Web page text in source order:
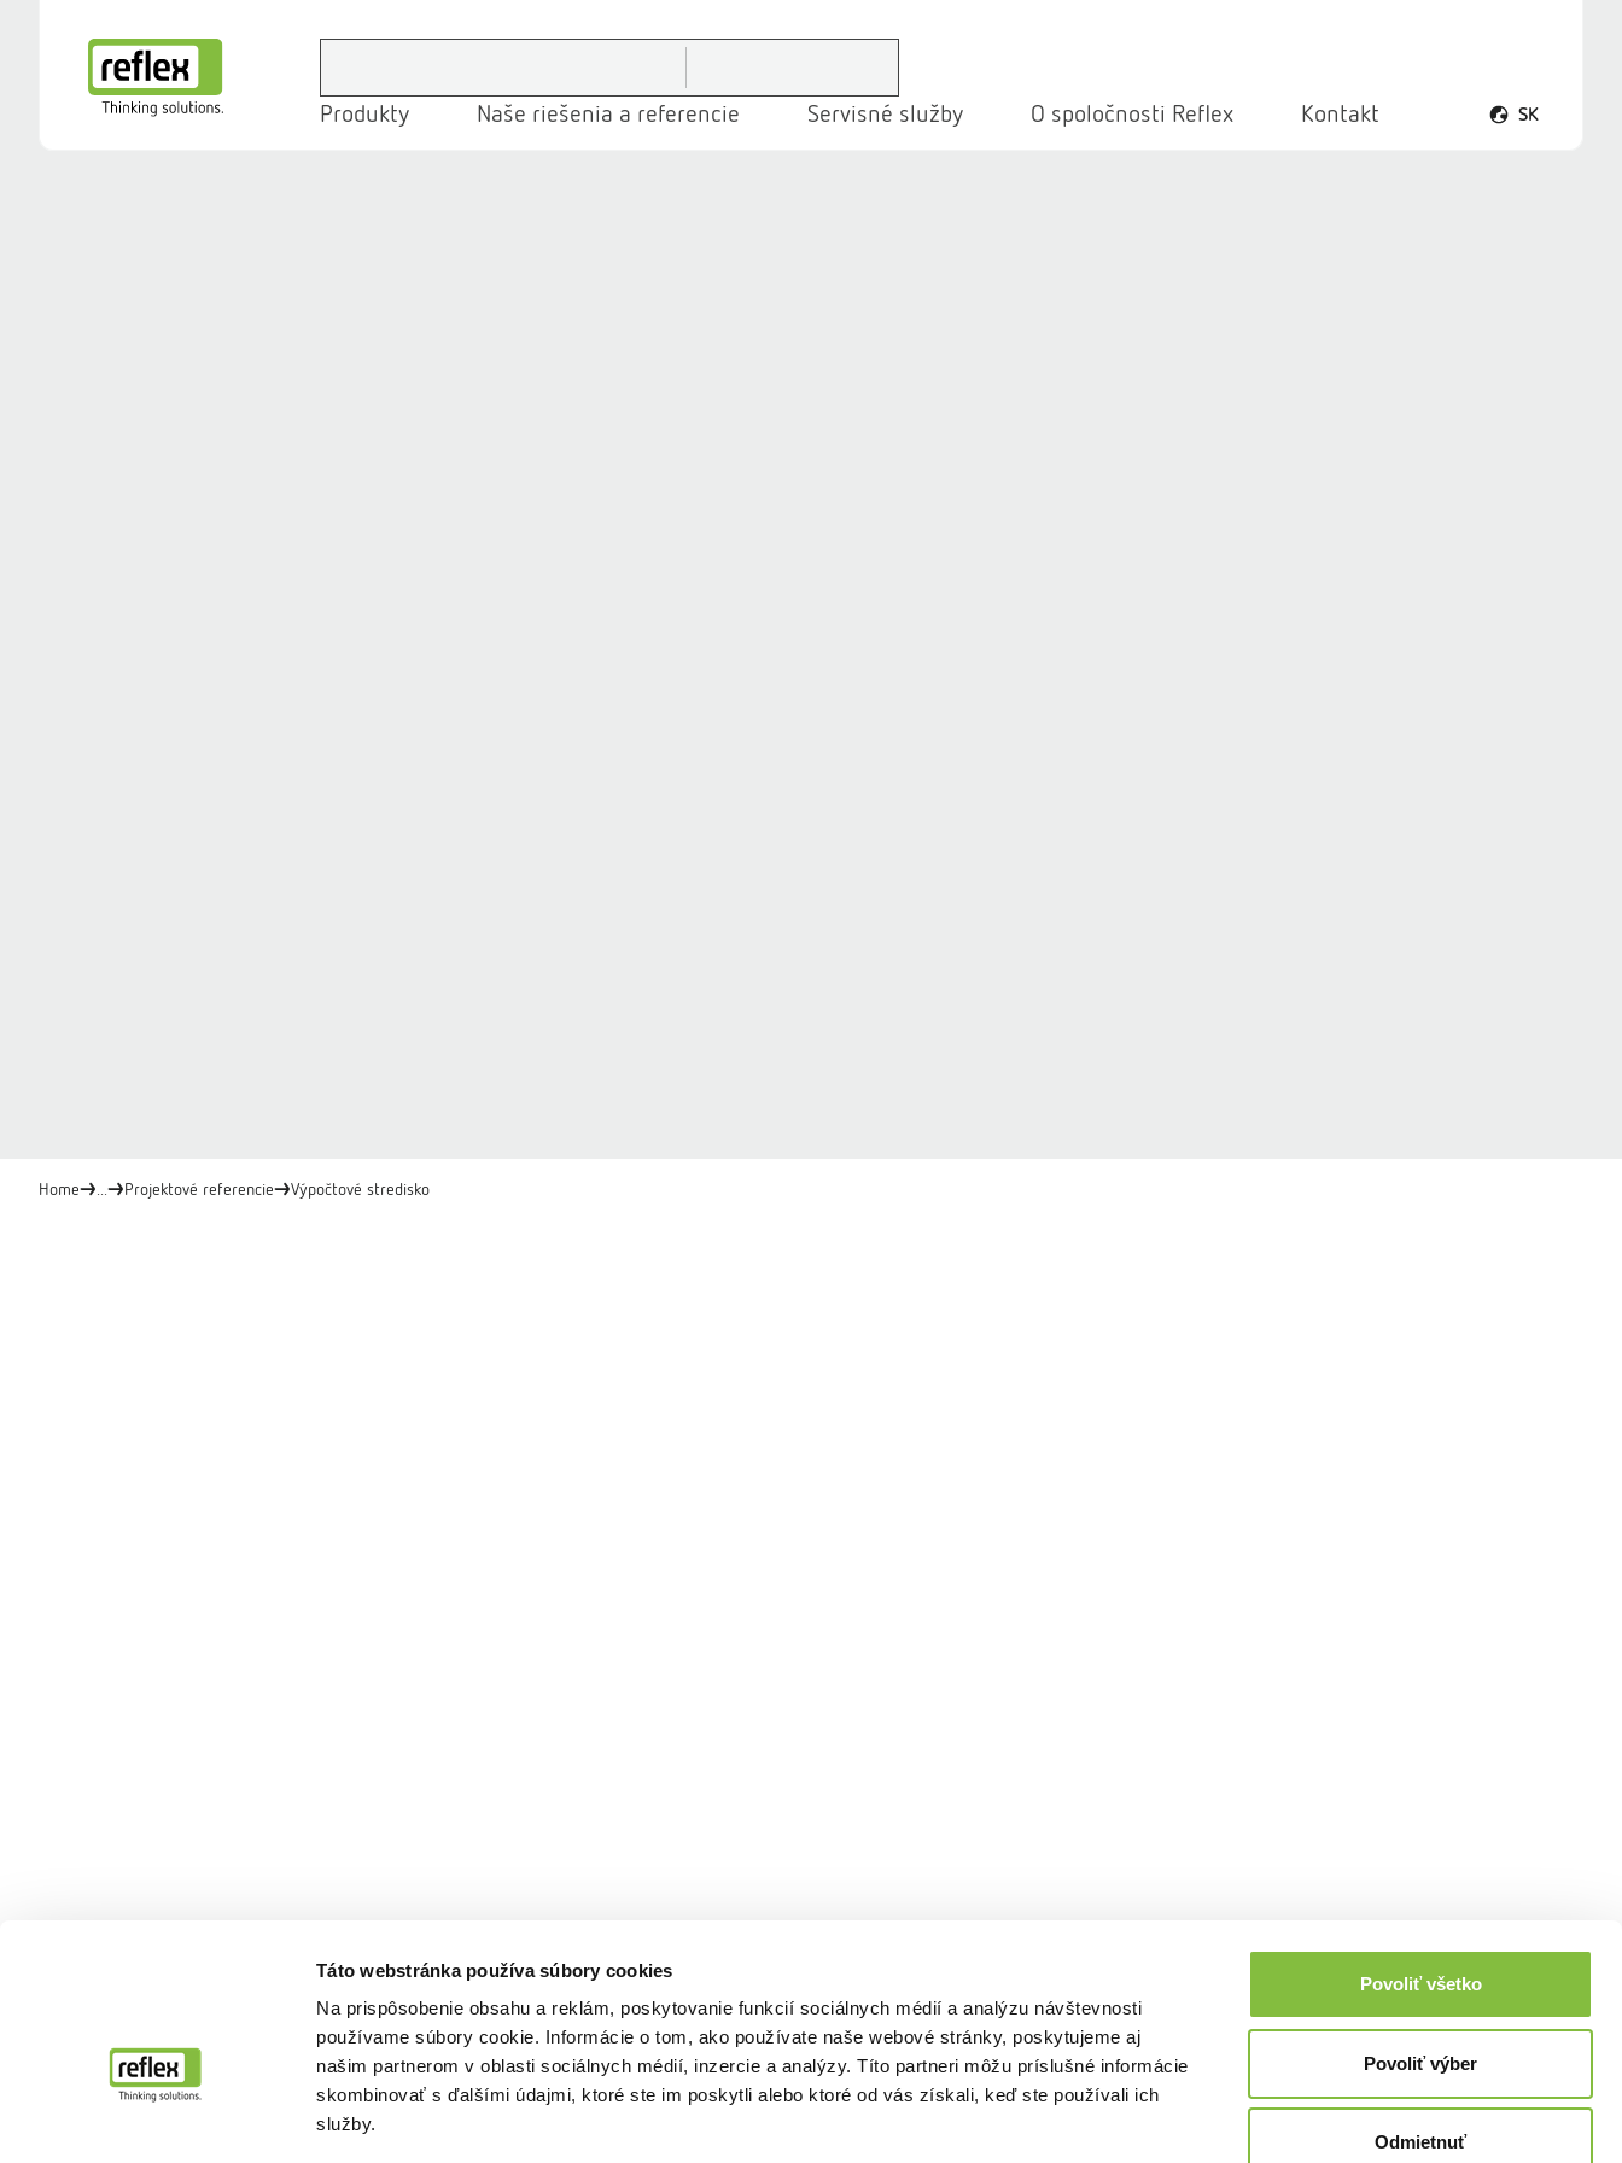
Táto webstránka používa súbory cookies
Na prispôsobenie obsahu a reklám, poskytovanie funkcií sociálnych médií a analýzu návštevnosti
používame súbory cookie. Informácie o tom, ako používate naše webové stránky, poskytujeme aj
našim partnerom v oblasti sociálnych médií, inzercie a analýzy. Títo partneri môžu príslušné informácie
skombinovať s ďalšími údajmi, ktoré ste im poskytli alebo ktoré od vás získali, keď ste používali ich
služby.
Povoliť všetko
Povoliť výber
Odmietnuť
Produkty Naše riešenia a referencie Servisné služby O spoločnosti Reflex Kontakt SK
Otvoriť ponuku
Home Projektové referencie Výpočtové stredisko